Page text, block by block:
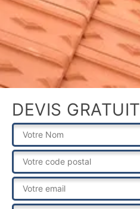
DEVIS GRATUIT